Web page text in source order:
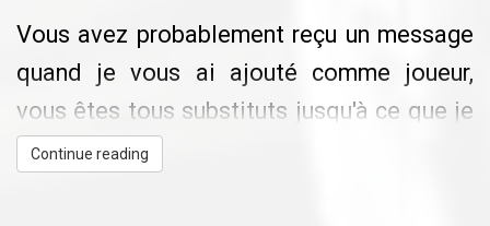
Donald Robidoux
Vous avez probablement reçu un message
quand je vous ai ajouté comme joueur,
vous êtes tous substituts jusqu'à ce que je
fasse les équipes, n'ayez crainte :-)
Continue reading